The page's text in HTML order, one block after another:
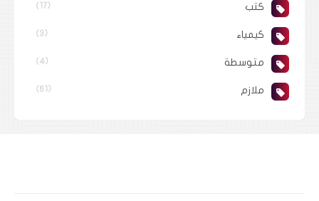
كتب (17)
كيمياء (3)
متوسطة (4)
ملازم (61)